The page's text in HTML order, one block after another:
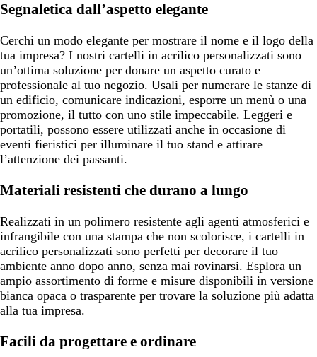
Segnaletica dall’aspetto elegante
Cerchi un modo elegante per mostrare il nome e il logo della
tua impresa? I nostri cartelli in acrilico personalizzati sono
un’ottima soluzione per donare un aspetto curato e
professionale al tuo negozio. Usali per numerare le stanze di
un edificio, comunicare indicazioni, esporre un menù o una
promozione, il tutto con uno stile impeccabile. Leggeri e
portatili, possono essere utilizzati anche in occasione di
eventi fieristici per illuminare il tuo stand e attirare
l’attenzione dei passanti.
Materiali resistenti che durano a lungo
Realizzati in un polimero resistente agli agenti atmosferici e
infrangibile con una stampa che non scolorisce, i cartelli in
acrilico personalizzati sono perfetti per decorare il tuo
ambiente anno dopo anno, senza mai rovinarsi. Esplora un
ampio assortimento di forme e misure disponibili in versione
bianca opaca o trasparente per trovare la soluzione più adatta
alla tua impresa.
Facili da progettare e ordinare